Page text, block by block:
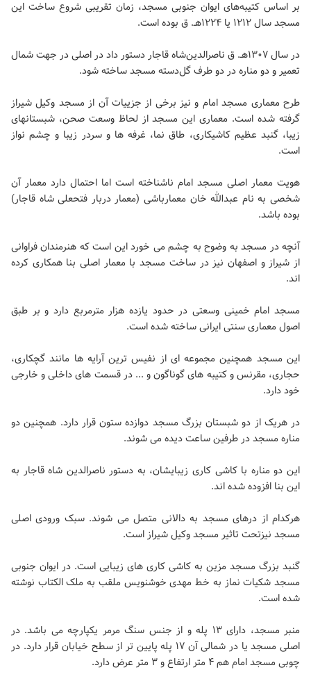
بر اساس کتیبه‌های ایوان جنوبی مسجد، زمان تقریبی شروع ساخت این
مسجد سال ۱۲۱۲ یا ۱۲۲۴هـ. ق بوده است.
در سال ۱۳۰۷هـ. ق ناصرالدین‌شاه قاجار دستور داد در اصلی در جهت شمال
تعمیر و دو مناره در دو طرف گل‌دسته مسجد ساخته شود.
طرح معماری مسجد امام و نیز برخی از جزییات آن از مسجد وکیل شیراز
گرفته شده است. معماری این مسجد از لحاظ وسعت صحن، شبستانهای
زیبا، گنبد عظیم کاشیکاری، طاق نما، غرفه ها و سردر زیبا و چشم نواز
است.
هویت معمار اصلی مسجد امام ناشناخته است اما احتمال دارد معمار آن
شخصی به نام عبدالله خان معمارباشی (معمار دربار فتحعلی شاه قاجار)
بوده باشد.
آنچه در مسجد به وضوح به چشم می خورد این است که هنرمندان فراوانی
از شیراز و اصفهان نیز در ساخت مسجد با معمار اصلی بنا همکاری کرده
اند.
مسجد امام خمینی وسعتی در حدود یازده هزار مترمربع دارد و بر طبق
اصول معماری سنتی ایرانی ساخته شده است.
این مسجد همچنین مجموعه ای از نفیس ترین آرایه ها مانند گچکاری،
حجاری، مقرنس و کتیبه های گوناگون و ... در قسمت های داخلی و خارجی
خود دارد.
در هریک از دو شبستان بزرگ مسجد دوازده ستون قرار دارد. همچنین دو
مناره مسجد در طرفین ساعت دیده می شوند.
این دو مناره با کاشی کاری زیبایشان، به دستور ناصرالدین شاه قاجار به
این بنا افزوده شده اند.
هرکدام از درهای مسجد به دالانی متصل می شوند. سبک ورودی اصلی
مسجد نیزتحت تاثیر مسجد وکیل شیراز است.
گنبد بزرگ مسجد مزین به کاشی کاری های زیبایی است. در ایوان جنوبی
مسجد شکیات نماز به خط مهدی خوشنویس ملقب به ملک الکتاب نوشته
شده است.
منبر مسجد، دارای ۱۳ پله و از جنس سنگ مرمر یکپارچه می باشد. در
اصلی مسجد یا در شمالی آن ۱۷ پله پایین تر از سطح خیابان قرار دارد. در
چوبی مسجد امام هم ۴ متر ارتفاع و ۳ متر عرض دارد.